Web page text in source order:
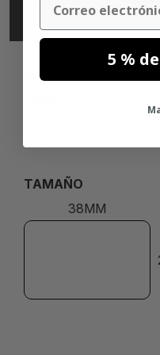
ESPECIFICACIONES
MARCA
TAMAÑO
38MM
5 %